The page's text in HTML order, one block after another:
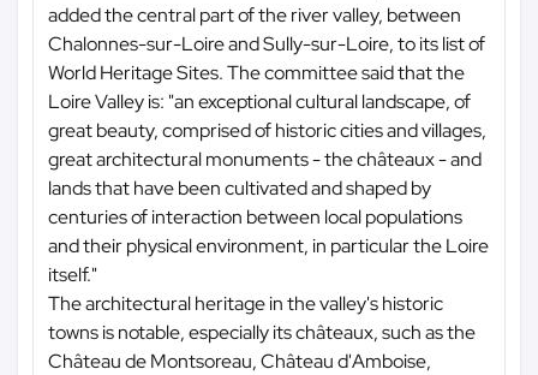
added the central part of the river valley, between
Chalonnes-sur-Loire and Sully-sur-Loire, to its list of
World Heritage Sites. The committee said that the
Loire Valley is: "an exceptional cultural landscape, of
great beauty, comprised of historic cities and villages,
great architectural monuments - the châteaux - and
lands that have been cultivated and shaped by
centuries of interaction between local populations
and their physical environment, in particular the Loire
itself."
The architectural heritage in the valley's historic
towns is notable, especially its châteaux, such as the
Château de Montsoreau, Château d'Amboise,